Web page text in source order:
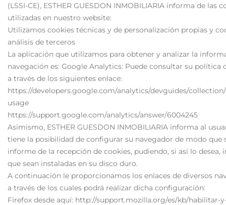
(LSSI-CE), ESTHER GUESDON INMOBILIARIA informa de las
utilizadas en nuestro website:
Utilizamos cookies técnicas y de personalización propias y
análisis de terceros
La aplicación que utilizamos para obtener y analizar la
navegación es: Google Analytics: Puede consultar su política
a través de los siguientes enlace:
https://developers.google.com/analytics/devguides/
usage
https://support.google.com/analytics/answer/6004245
Asimismo, ESTHER GUESDON INMOBILIARIA informa al
tiene la posibilidad de configurar su navegador de modo que
informe de la recepción de cookies, pudiendo, si así lo desea,
que sean instaladas en su disco duro.
A continuación le proporcionamos los enlaces de diversos
a través de los cuales podrá realizar dicha configuración:
Firefox desde aquí: http://support.mozilla.org/es/kb/habilitar-